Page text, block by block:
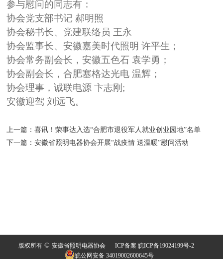
参与慰问的同志有：
协会党支部书记 郝明照
协会秘书长、党建联络员 王永
协会监事长、安徽嘉美时代照明 许平生；
协会常务副会长，安徽五色石 袁学勇；
协会副会长，合肥塞格达光电 温辉；
协会理事，诚联电源 卞志刚;
安徽迎驾 刘远飞。
上一篇：喜讯！荣事达入选“合肥市退役军人就业创业园地”名单
下一篇：安徽省照明电器协会开展“战疫情 送温暖”慰问活动
版权所有 © 安徽省照明电器协会
ICP备案 皖ICP备19024199号-2
皖公网安备 34019002600645号